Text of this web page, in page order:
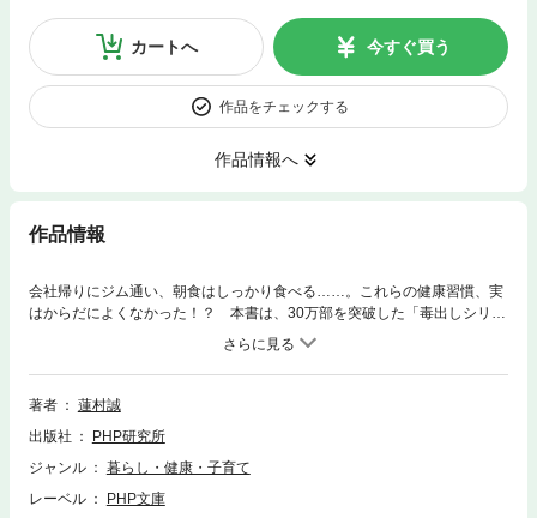
カートへ 今すぐ買う
作品をチェックする
作品情報へ
作品情報
会社帰りにジム通い、朝食はしっかり食べる……。これらの健康習慣、実
はからだによくなかった！？ 本書は、30万部を突破した「毒出しシリー
ズ」待望の続編。たとえば……◎朝夕、水でうがいをすると逆に風邪をひ
きやすくなる！ ◎毎日7時間寝ていても質が悪ければ不眠症になる！ ◎
週末だけのジョギングはメタボを引き起こす！ ◎毎日便が出ていても便
秘のケースがある ◎作りおきや残り物を食べる習慣があると、うつにな
ギーを引き起こしやすい！ ◎休日だけたっぷり寝ても疲労回復には逆効
果！ など、巷にあふれる健康常識を覆し、アーユルヴェーダ式のセルフ
ク表や体質別に幸せを引き寄せる食べもの・食べ方・食事のメニューも掲
著者
蓮村誠
出版社
PHP研究所
ジャンル
暮らし・健康・子育て
レーベル
PHP文庫